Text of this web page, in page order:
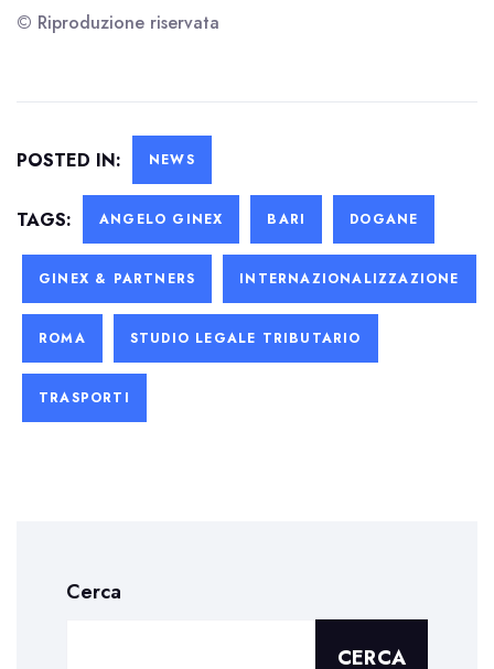
© Riproduzione riservata
POSTED IN: NEWS
TAGS: ANGELO GINEX BARI DOGANE
GINEX & PARTNERS INTERNAZIONALIZZAZIONE
ROMA STUDIO LEGALE TRIBUTARIO
TRASPORTI
Cerca
CERCA